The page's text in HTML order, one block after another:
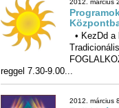
Ebből az
én,
fitness-bemutatókkal,...
2012. február